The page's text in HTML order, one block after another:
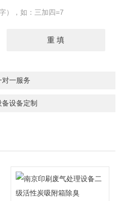
），如：三加四=7
一服务
设备定制